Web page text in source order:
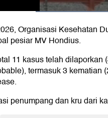
Organisasi Kesehatan
pesiar MV Hondius.
11 kasus telah
termasuk 3 kematian
penumpang dan kru dari